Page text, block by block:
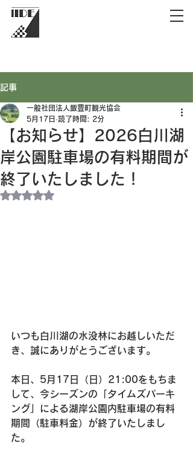
記事
【お知らせ】2026白川湖
岸公園駐車場の有料期間が
終了いたしました！
一般社団法人飯豊町観光協会
5月17日 読了時間: 2分
5つ星のうちNaNと評価されています。
いつも白川湖の水没林にお越しいただ
き、誠にありがとうございます。
本日、5月17日（日）21:00をもちま
して、今シーズンの「タイムズパーキ
ング」による湖岸公園内駐車場の有料
期間（駐車料金）が終了いたしまし
た。